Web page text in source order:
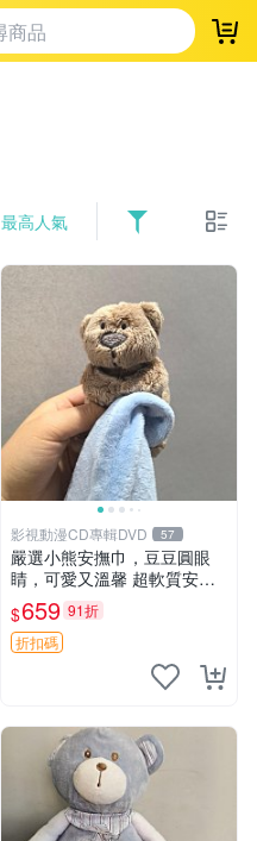
登
最高人氣
影視動漫CD專輯DVD 57
嚴選小熊安撫巾，豆豆圓眼
睛，可愛又溫馨 超軟質安撫
巾，豆豆設計，哄睡好幫手
約克豆豆眼安撫巾 數碼豆豆
眼
$659 91折
折扣碼